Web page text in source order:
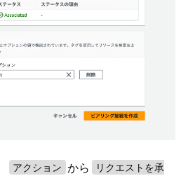
アクション から
リクエストを承